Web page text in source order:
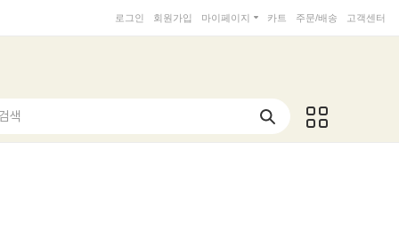
로그인 회원가입 마이페이지 카트 주문/배송 고객센터
색